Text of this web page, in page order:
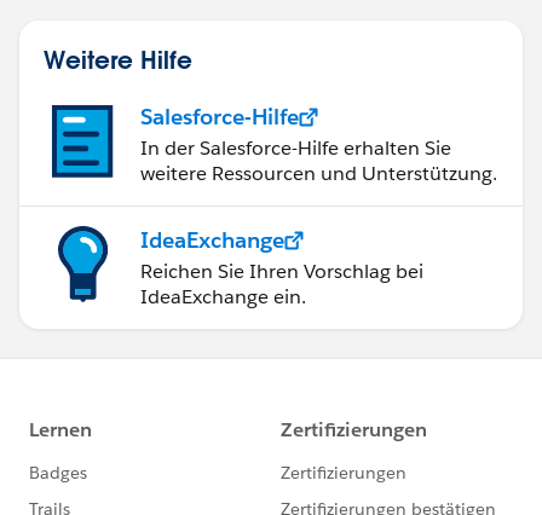
Weitere Hilfe
Salesforce-Hilfe
In der Salesforce-Hilfe erhalten Sie
weitere Ressourcen und Unterstützung.
IdeaExchange
Reichen Sie Ihren Vorschlag bei
IdeaExchange ein.